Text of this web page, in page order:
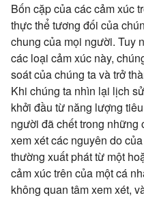
Bốn cặp của các cảm xúc
thực thể tương đối của
chung của mọi người. Tuy
các loại cảm xúc này,
soát của chúng ta và trở
Khi chúng ta nhìn lại lịch
khởi đầu từ năng lượng
người đã chết trong những
xem xét các nguyên do
thường xuất phát từ một
cảm xúc trên của một cá
không quan tâm xem xét,